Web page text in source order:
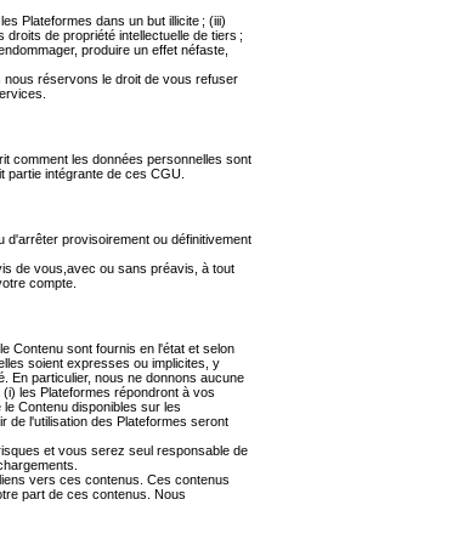
Plateformes dans un but illicite ; (iii)
de propriété intellectuelle de tiers ;
produire un effet néfaste,
réservons le droit de vous refuser
comment les données personnelles sont
partie intégrante de ces CGU.
d'arrêter provisoirement ou définitivement
de vous,avec ou sans préavis, à tout
compte.
Contenu sont fournis en l'état et selon
soient expresses ou implicites, y
En particulier, nous ne donnons aucune
les Plateformes répondront à vos
Contenu disponibles sur les
de l'utilisation des Plateformes seront
et vous serez seul responsable de
vers ces contenus. Ces contenus
part de ces contenus. Nous